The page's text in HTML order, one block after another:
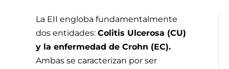
La EII engloba fundamentalmente
dos entidades: Colitis Ulcerosa (CU)
y la enfermedad de Crohn (EC).
Ambas se caracterizan por ser